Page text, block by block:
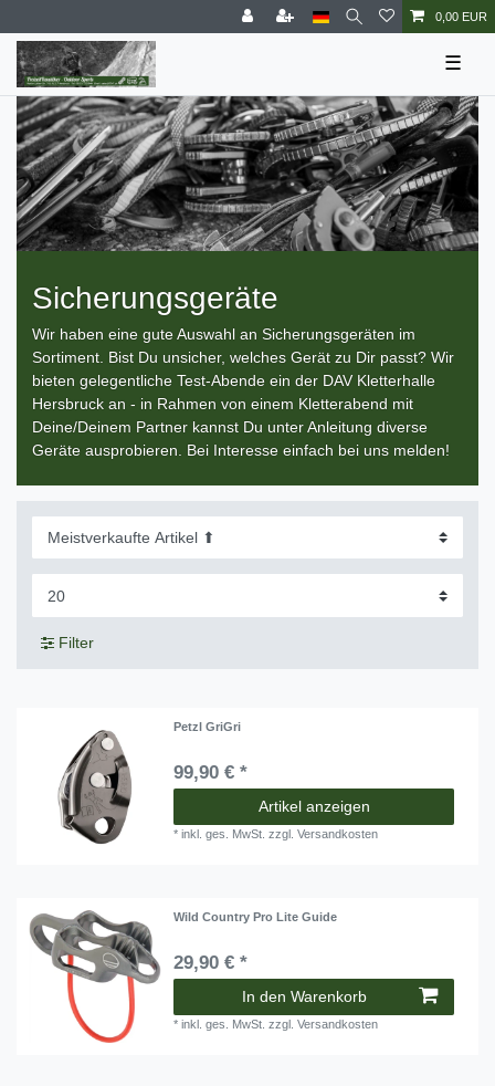
0,00 EUR
☰
Sicherungsgeräte
Wir haben eine gute Auswahl an Sicherungsgeräten im
Sortiment. Bist Du unsicher, welches Gerät zu Dir passt? Wir
bieten gelegentliche Test-Abende ein der DAV Kletterhalle
Hersbruck an - in Rahmen von einem Kletterabend mit
Deine/Deinem Partner kannst Du unter Anleitung diverse
Geräte ausprobieren. Bei Interesse einfach bei uns melden!
Filter
Petzl GriGri
99,90 € *
Artikel anzeigen
*inkl. ges. MwSt. zzgl.Versandkosten
Wild Country Pro Lite Guide
29,90 € *
In den Warenkorb
*inkl. ges. MwSt. zzgl.Versandkosten